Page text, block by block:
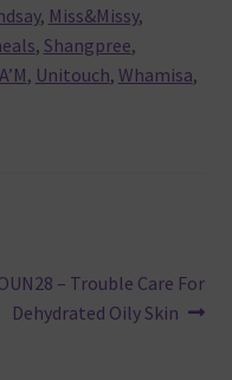
, Miss&Missy,
, Shangpree,
, Unitouch, Whamisa,
– Trouble Care For
Dehydrated Oily Skin